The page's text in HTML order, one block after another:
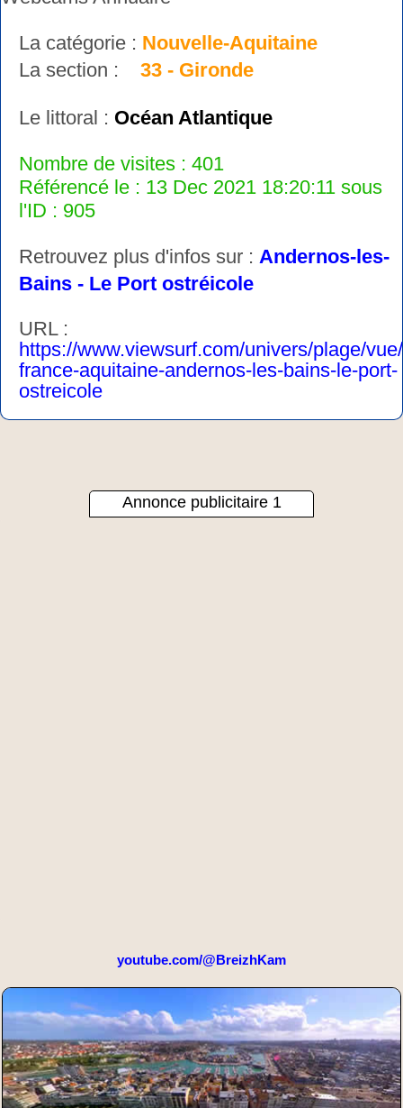
La catégorie : Nouvelle-Aquitaine
La section : 33 - Gironde
Le littoral : Océan Atlantique
Nombre de visites : 401
Référencé le : 13 Dec 2021 18:20:11 sous
l'ID : 905
Retrouvez plus d'infos sur : Andernos-les-
Bains - Le Port ostréicole
URL :
https://www.viewsurf.com/univers/plage/
france-aquitaine-andernos-les-bains-le-port-
ostreicole
Annonce publicitaire 1
youtube.com/@BreizhKam